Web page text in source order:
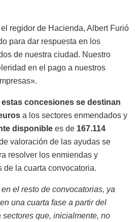
regidor de Hacienda, Albert Furió
para dar respuesta en los
de nuestra ciudad. Nuestro
en el pago a nuestros
concesiones se destinan
a los sectores enmendados y
disponible es de 167.114
valoración de las ayudas se
resolver los enmiendas y
de la cuarta convocatoria.
el resto de convocatorias, ya
una cuarta fase a partir del
que, inicialmente, no